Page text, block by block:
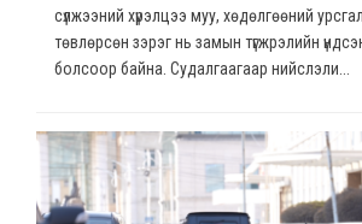
сүлжээний хүрэлцээ муу, хөдөлгөөний
төвлөрсөн зэрэг нь замын түгжрэлийн
болсоор байна. Судалгаагаар нийслэли...